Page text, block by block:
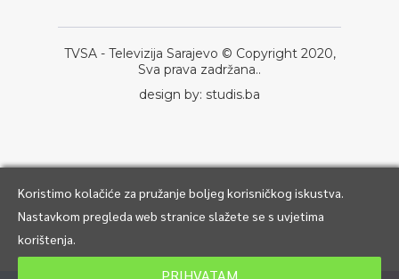
TVSA - Televizija Sarajevo © Copyright 2020,
Sva prava zadržana..
design by: studis.ba
Koristimo kolačiće za pružanje boljeg korisničkog iskustva.
Nastavkom pregleda web stranice slažete se s uvjetima
korištenja.
PRIHVATAM